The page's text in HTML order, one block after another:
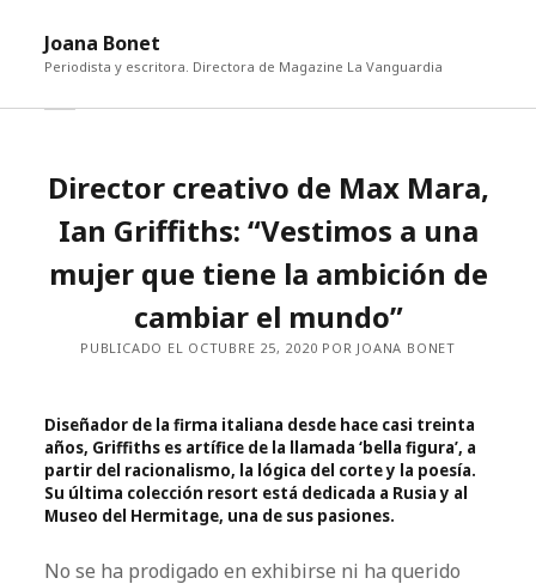
Joana Bonet
Periodista y escritora. Directora de Magazine La Vanguardia
lateralDirector creativo de Max Mara,
Ian Griffiths: “Vestimos a una
mujer que tiene la ambición de
cambiar el mundo”
PUBLICADO EL OCTUBRE 25, 2020 POR JOANA BONET
Diseñador de la firma italiana desde hace casi treinta
años, Griffiths es artífice de la llamada ‘bella figura’, a
partir del racionalismo, la lógica del corte y la poesía.
Su última colección resort está dedicada a Rusia y al
Museo del Hermitage, una de sus pasiones.
No se ha prodigado en exhibirse ni ha querido